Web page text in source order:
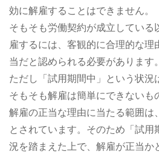
効に解雇することはできません。
そもそも労働契約が成立している
雇するには、客観的に合理的な理
当だと認められる必要があります。
ただし「試用期間中」という状況
そもそも解雇は簡単にできないも
解雇の正当な理由に当たる範囲は
とされています。そのため「試用
況を踏まえた上で、解雇が正当か